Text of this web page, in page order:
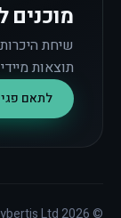
מוכנים
תוצאות
לתאם